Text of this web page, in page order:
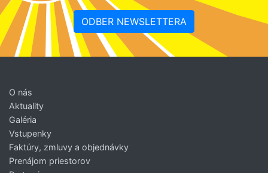
ODBER NEWSLETTERA
O nás
Aktuality
Galéria
Vstupenky
Faktúry, zmluvy a objednávky
Prenájom priestorov